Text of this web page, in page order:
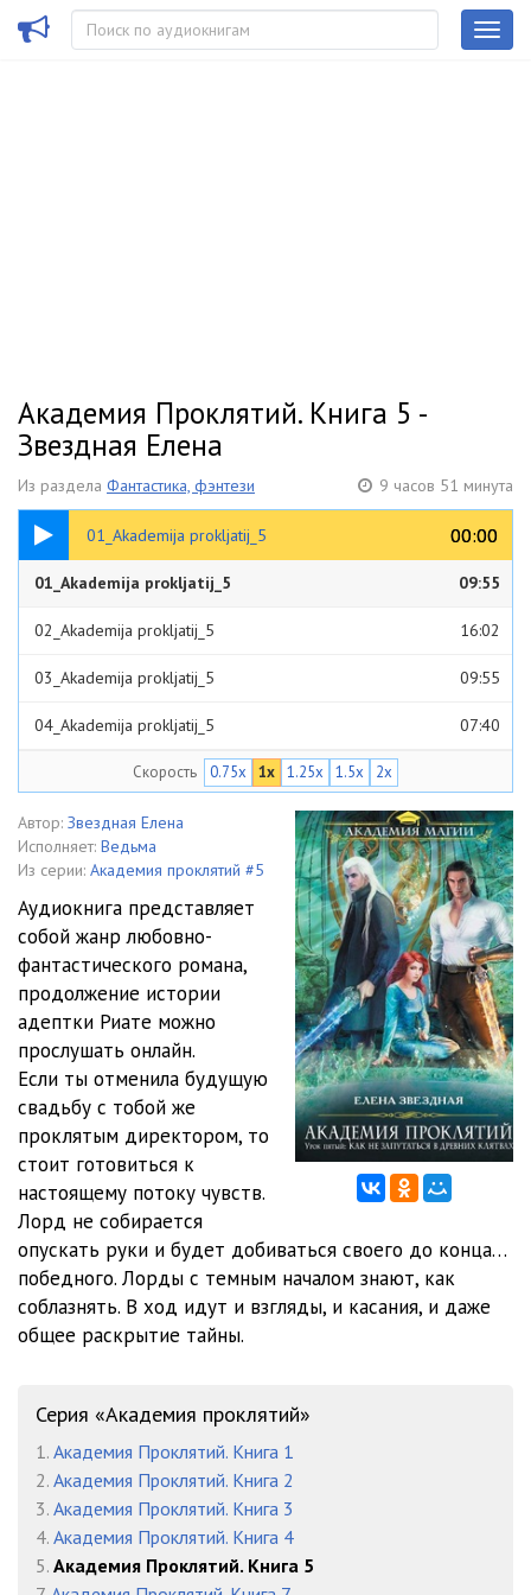
Академия Проклятий. Книга 5 -
Звездная Елена
Из раздела Фантастика, фэнтези 9 часов 51 минута
01_Akademija prokljatij_5 00:00
00:00
09:55
01_Akademija prokljatij_5 09:55
02_Akademija prokljatij_5 16:02
03_Akademija prokljatij_5 09:55
04_Akademija prokljatij_5 07:40
05_Akademija prokljatij_5
06_Akademija prokljatij_5 07:49
07_Akademija prokljatij_5 11:41
08_Akademija prokljatij_5 09:22
09_Akademija prokljatij_5 08:45
10_Akademija prokljatij_5 09:31
11_Akademija prokljatij_5 10:05
12_Akademija prokljatij_5 10:07
13_Akademija prokljatij_5 11:45
14_Akademija prokljatij_5
15_Akademija prokljatij_5 10:56
16_Akademija prokljatij_5
17_Akademija prokljatij_5
20_Akademija prokljatij_5
21_Akademija prokljatij_5
22_Akademija prokljatij_5
Скорость 0.75x 1x 1.25x 1.5x 2x
Автор: Звездная Елена
Исполняет: Ведьма
Из серии: Академия проклятий #5
Аудиокнига представляет
собой жанр любовно-
фантастического романа,
продолжение истории
адептки Риате можно
прослушать онлайн.
Если ты отменила будущую
свадьбу с тобой же
проклятым директором, то
стоит готовиться к
настоящему потоку чувств.
Лорд не собирается
опускать руки и будет добиваться своего до конца…
победного. Лорды с темным началом знают, как
соблазнять. В ход идут и взгляды, и касания, и даже
общее раскрытие тайны.
Серия «Академия проклятий»
1. Академия Проклятий. Книга 1
2. Академия Проклятий. Книга 2
3. Академия Проклятий. Книга 3
4. Академия Проклятий. Книга 4
5. Академия Проклятий. Книга 5